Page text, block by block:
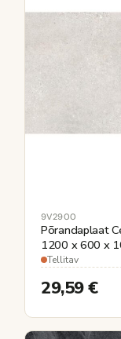
9V2900
Põrandaplaat
1200 x 600 x
Tellitav
29,59€